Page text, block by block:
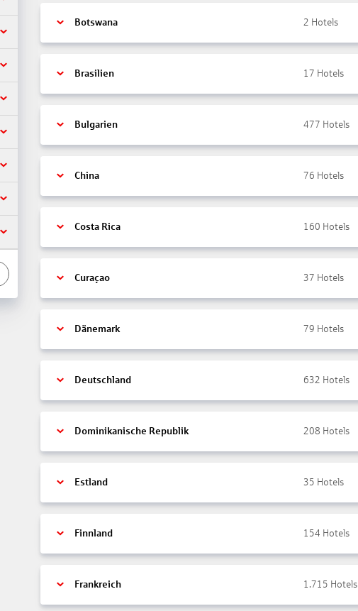
Botswana 2 Hotels
Brasilien 17 Hotels
Bulgarien 477 Hotels
China 76 Hotels
Costa Rica 160 Hotels
Curaçao 37 Hotels
Dänemark 79 Hotels
Deutschland 632 Hotels
Dominikanische Republik 208 Hotels
Estland 35 Hotels
Finnland 154 Hotels
Frankreich 1.715 Hotels